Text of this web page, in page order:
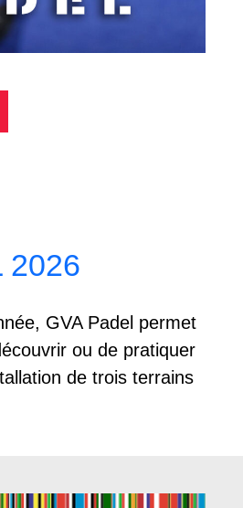
2026
GVA Padel permet
ou de pratiquer
de trois terrains